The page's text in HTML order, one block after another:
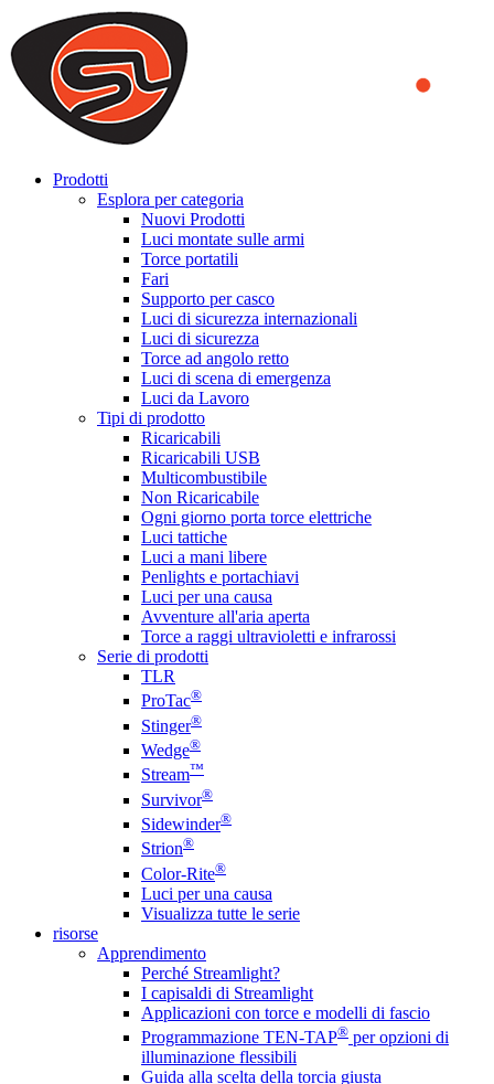
We use cookies to ensure that we provide you the best experience
on our website. By continuing to browse this website, you accept
that cookies are used to help us analyze how the website is used and
to offer you a better experience. To learn more or to find out how
you can disable cookies, you can access our
Prodotti
Esplora per categoria
Nuovi Prodotti
Luci montate sulle armi
Torce portatili
Fari
Supporto per casco
Luci di sicurezza internazionali
Luci di sicurezza
Torce ad angolo retto
Luci di scena di emergenza
Luci da Lavoro
Tipi di prodotto
Ricaricabili
Ricaricabili USB
Multicombustibile
Non Ricaricabile
Ogni giorno porta torce elettriche
Luci tattiche
Luci a mani libere
Penlights e portachiavi
Luci per una causa
Avventure all'aria aperta
Torce a raggi ultravioletti e infrarossi
Serie di prodotti
TLR
ProTac®
Stinger®
Wedge®
Stream™
Survivor®
Sidewinder®
Strion®
Color-Rite®
Luci per una causa
Visualizza tutte le serie
risorse
Apprendimento
Perché Streamlight?
I capisaldi di Streamlight
Applicazioni con torce e modelli di fascio
Programmazione TEN-TAP® per opzioni di
illuminazione flessibili
Guida alla scelta della torcia giusta